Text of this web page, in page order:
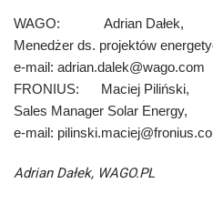
WAGO:
Adrian Dałek,
Menedżer ds. projektów
e-mail: adrian.dalek@wago.com
FRONIUS: Maciej Piliński,
Sales Manager Solar Energy,
e-mail:
Adrian Dałek, WAGO.PL